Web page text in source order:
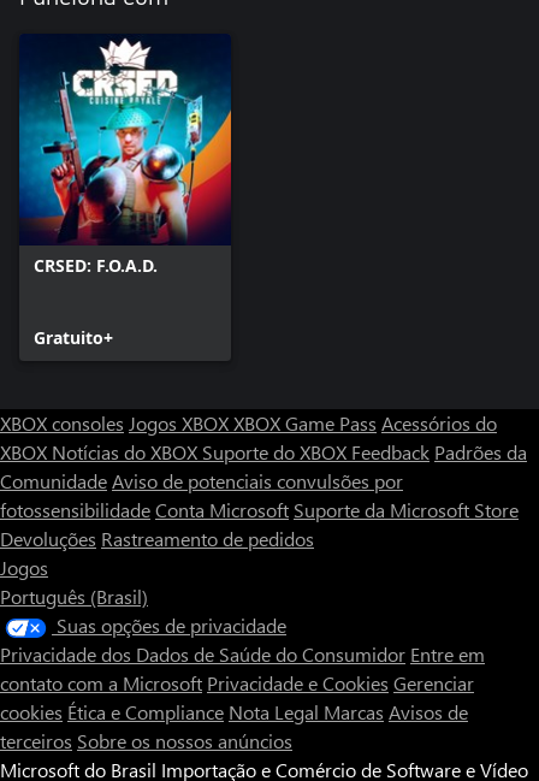
CRSED: F.O.A.D.
Gratuito+
XBOX consoles Jogos XBOXXBOX Game Pass Acessórios do
XBOX Notícias do XBOX Suporte do XBOX Feedback Padrões da
ComunidadeAviso de potenciais convulsões por
fotossensibilidadeConta Microsoft Suporte da Microsoft Store
Devoluções Rastreamento de pedidos
Jogos
Português (Brasil)
Suas opções de privacidade
Privacidade dos Dados de Saúde do Consumidor Entre em
contato com a Microsoft Privacidade e Cookies Gerenciar
cookies Ética e Compliance Nota Legal Marcas Avisos de
terceiros Sobre os nossos anúncios
Microsoft do Brasil Importação e Comércio de Software e Vídeo